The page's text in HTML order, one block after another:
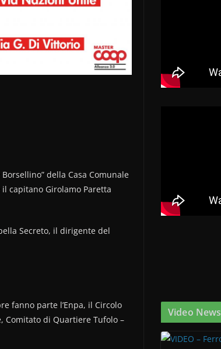
della Casa Comunale
capitano Girolamo Paretta
Secreto, il dirigente del
fanno parte l’Enpa, il Circolo
Comitato di Quartiere Tufolo –
Video News